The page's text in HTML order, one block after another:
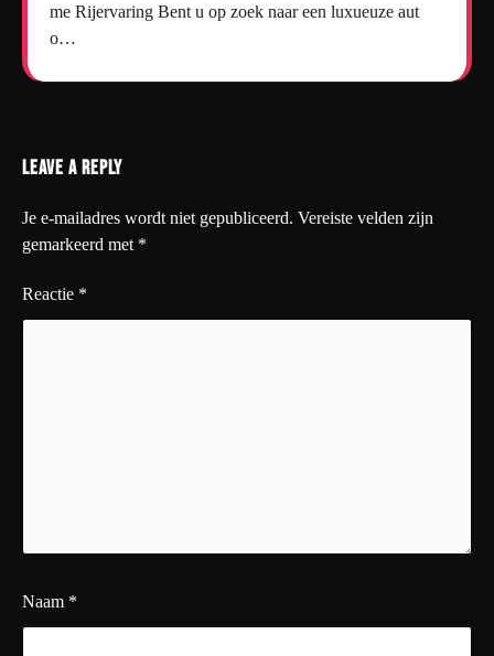
me Rijervaring Bent u op zoek naar een luxueuze aut
o…
Leave a Reply
Je e-mailadres wordt niet gepubliceerd. Vereiste velden zijn
gemarkeerd met *
Reactie *
Naam *